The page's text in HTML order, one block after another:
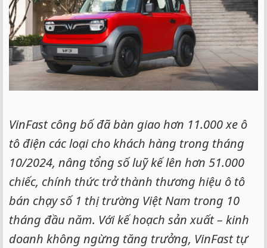
VinFast công bố đã bàn giao hơn 11.000 xe ô
tô điện các loại cho khách hàng trong tháng
10/2024, nâng tổng số luỹ kế lên hơn 51.000
chiếc, chính thức trở thành thương hiệu ô tô
bán chạy số 1 thị trường Việt Nam trong 10
tháng đầu năm. Với kế hoạch sản xuất – kinh
doanh không ngừng tăng trưởng, VinFast tự